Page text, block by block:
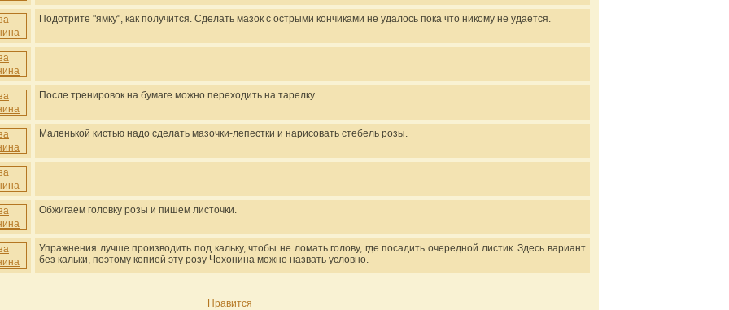
Подотрите "ямку", как получится. Сделать мазок с острыми кончиками не удалось пока что никому не удается.
После тренировок на бумаге можно переходить на тарелку.
Маленькой кистью надо сделать мазочки-лепестки и нарисовать стебель розы.
Обжигаем головку розы и пишем листочки.
Упражнения лучше производить под кальку, чтобы не ломать голову, где посадить очередной листик. Здесь вариант
без кальки, поэтому копией эту розу Чехонина можно назвать условно.
Нравится